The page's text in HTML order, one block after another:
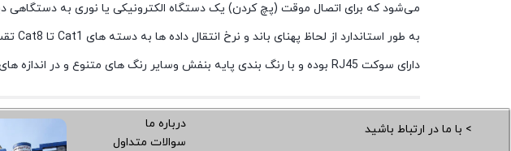
می‌شود که برای اتصال موقت (پچ کردن) یک دستگاه الکترونیکی یا نوری به دستگاهی
دارای سوکت RJ45 بوده و با رنگ بندی پایه بنفش وسایر رنگ های متنوع و در اندازه های ۳متر، ۵ متر و ۱۰ متر تولید می گردد.
> با ما در ارتباط باشید
درباره ما
سوالات متداول